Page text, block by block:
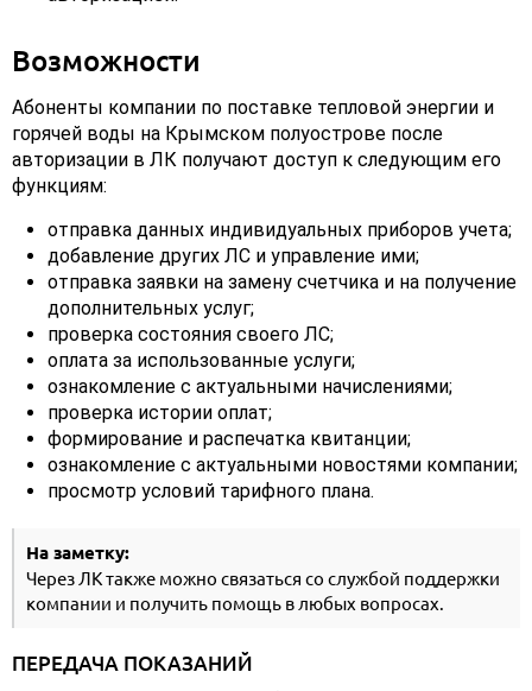
Возможности
Абоненты компании по поставке тепловой энергии и
горячей воды на Крымском полуострове после
авторизации в ЛК получают доступ к следующим его
функциям:
отправка данных индивидуальных приборов учета;
добавление других ЛС и управление ими;
отправка заявки на замену счетчика и на получение
дополнительных услуг;
проверка состояния своего ЛС;
оплата за использованные услуги;
ознакомление с актуальными начислениями;
проверка истории оплат;
формирование и распечатка квитанции;
ознакомление с актуальными новостями компании;
просмотр условий тарифного плана.
На заметку:
Через ЛК также можно связаться со службой поддержки
компании и получить помощь в любых вопросах.
ПЕРЕДАЧА ПОКАЗАНИЙ